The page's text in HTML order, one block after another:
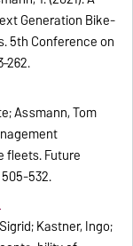
Generation Bike-
5th Conference on
Assmann, Tom
fleets. Future
505-532.
Kastner, Ingo;